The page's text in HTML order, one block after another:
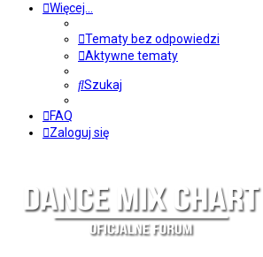
Więcej…
Tematy bez odpowiedzi
Aktywne tematy
Szukaj
FAQ
Zaloguj się